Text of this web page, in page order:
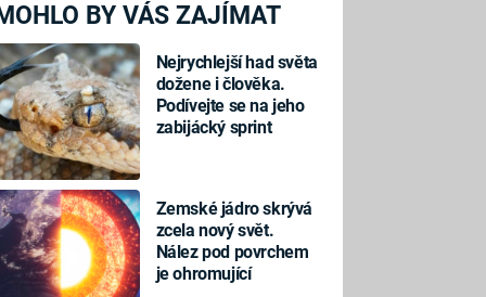
BY VÁS ZAJÍMAT
Nejrychlejší had světa
dožene i člověka.
Podívejte se na jeho
zabijácký sprint
Zemské jádro skrývá
zcela nový svět.
Nález pod povrchem
je ohromující